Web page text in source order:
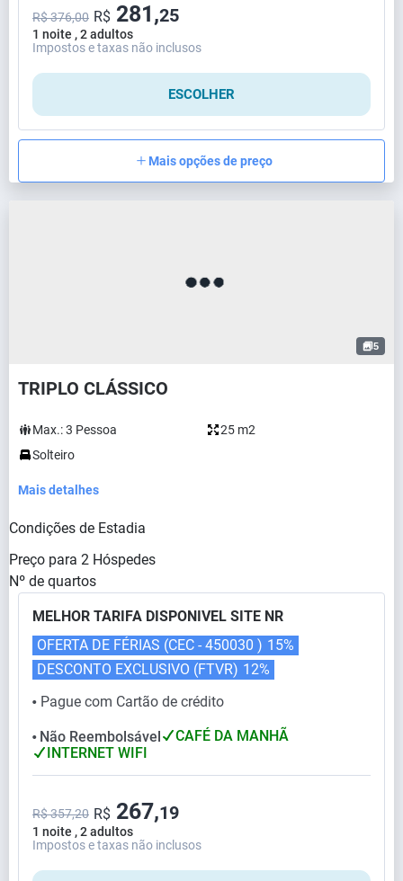
1 noite , 2 adultos
R$ 376,00 R$ 281,25
Impostos e taxas não inclusos
ESCOLHER
Mais opções de preço
5
TRIPLO CLÁSSICO
Max.:3 Pessoa
25 m2
Solteiro
Mais detalhes
Condições de Estadia
Preço para 2 Hóspedes
Nº de quartos
MELHOR TARIFA DISPONIVEL SITE NR
⬤ Pague com Cartão de crédito
OFERTA DE FÉRIAS (CEC - 450030 ) 15%
DESCONTO EXCLUSIVO (FTVR) 12%
⬤ Não Reembolsável
CAFÉ DA MANHÃ
INTERNET WIFI
1 noite , 2 adultos
R$ 357,20 R$ 267,19
Impostos e taxas não inclusos